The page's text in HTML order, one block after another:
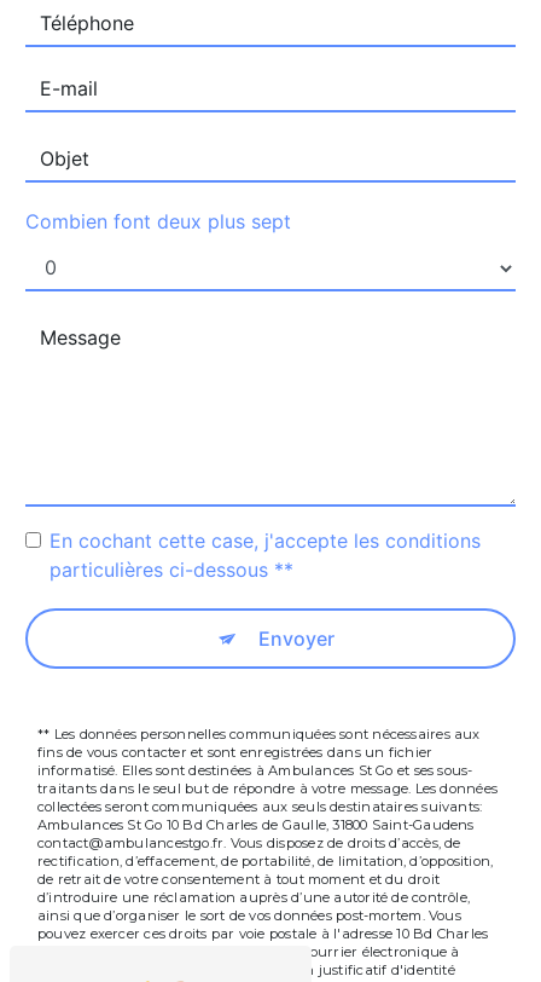
Combien font deux plus sept
En cochant cette case, j'accepte les conditions
particulières ci-dessous **
Envoyer
** Les données personnelles communiquées sont nécessaires aux
fins de vous contacter et sont enregistrées dans un fichier
informatisé. Elles sont destinées à Ambulances St Go et ses sous-
traitants dans le seul but de répondre à votre message. Les données
collectées seront communiquées aux seuls destinataires suivants:
Ambulances St Go 10 Bd Charles de Gaulle, 31800 Saint-Gaudens
contact@ambulancestgo.fr. Vous disposez de droits d’accès, de
rectification, d’effacement, de portabilité, de limitation, d’opposition,
de retrait de votre consentement à tout moment et du droit
d’introduire une réclamation auprès d’une autorité de contrôle,
ainsi que d’organiser le sort de vos données post-mortem. Vous
pouvez exercer ces droits par voie postale à l'adresse 10 Bd Charles
de Gaulle, 31800 Saint-Gaudens ou par courrier électronique à
l'adresse contact@ambulancestgo.fr. Un justificatif d'identité